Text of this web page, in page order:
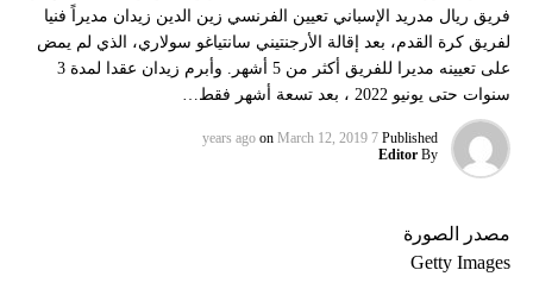
فريق ريال مدريد الإسباني تعيين الفرنسي زين الدين زيدان مديراً فنيا
لفريق كرة القدم، بعد إقالة الأرجنتيني سانتياغو سولاري، الذي لم يمض
على تعيينه مديرا للفريق أكثر من 5 أشهر. وأبرم زيدان عقدا لمدة 3
سنوات حتى يونيو 2022 ، بعد تسعة أشهر فقط…
Published
7 years ago
on March 12, 2019
By
Editor
مصدر الصورة
Getty Images